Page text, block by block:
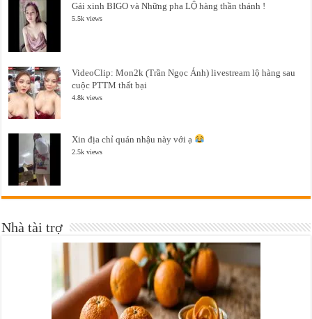
Gái xinh BIGO và Những pha LỘ hàng thần thánh !
5.5k views
VideoClip: Mon2k (Trần Ngọc Ánh) livestream lộ hàng sau
cuộc PTTM thất bại
4.8k views
Xin địa chỉ quán nhậu này với ạ
2.5k views
Nhà tài trợ